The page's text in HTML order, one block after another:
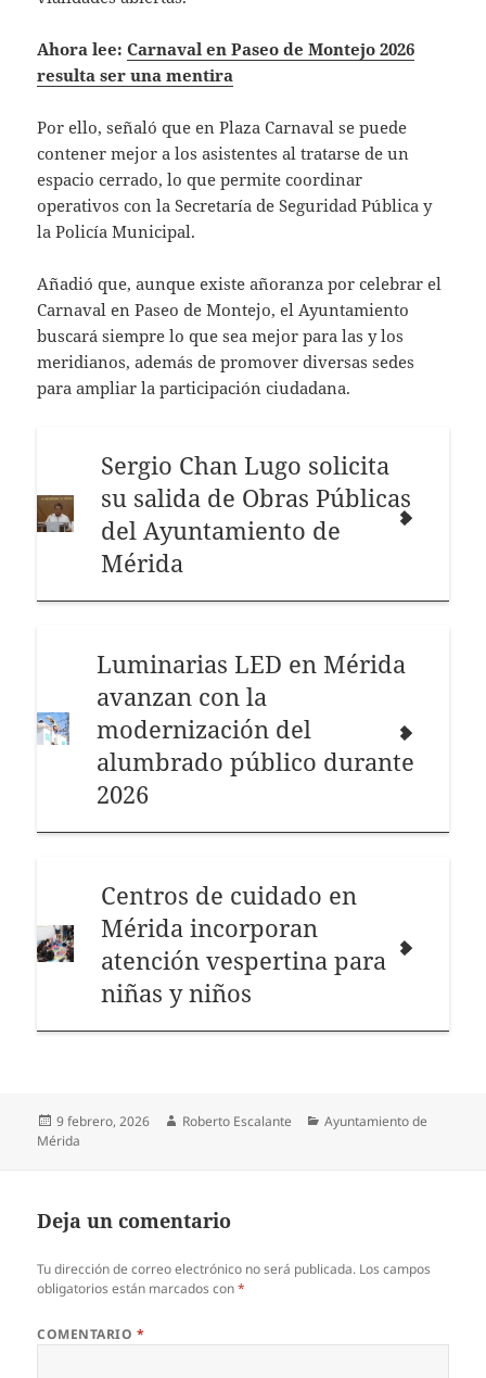
Ahora lee:Carnaval en Paseo de Montejo 2026
resulta ser una mentira
Por ello, señaló que en Plaza Carnaval se puede
contener mejor a los asistentes al tratarse de un
espacio cerrado, lo que permite coordinar
operativos con la Secretaría de Seguridad Pública y
la Policía Municipal.
Añadió que, aunque existe añoranza por celebrar el
Carnaval en Paseo de Montejo, el Ayuntamiento
buscará siempre lo que sea mejor para las y los
meridianos, además de promover diversas sedes
para ampliar la participación ciudadana.
Sergio Chan Lugo solicita
su salida de Obras Públicas
del Ayuntamiento de
Mérida
Luminarias LED en Mérida
avanzan con la
modernización del
alumbrado público durante
2026
Centros de cuidado en
Mérida incorporan
atención vespertina para
niñas y niños
Publicado
el
9 febrero, 2026 Autor
Roberto Escalante Categorías
Ayuntamiento de
Mérida
Deja un comentario
Tu dirección de correo electrónico no será publicada. Los campos
obligatorios están marcados con*
COMENTARIO *